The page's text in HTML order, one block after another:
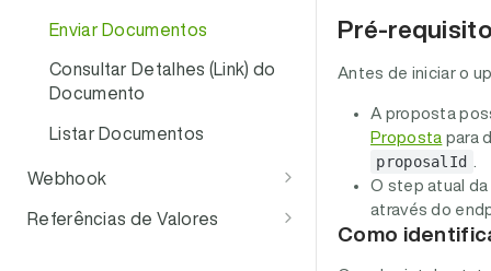
Simulação Fria
Criar Proposta
Auto Serviço B2B2C
Obter Link de Vistoria
Consultar Condições de
Crédito
Consultar Condições do
Enviar Documentos
Consultar Detalhes (Link) do
Documento
Listar Documentos
Webhook
Eventos e Jornada da
Referências de Valores
Pré-
Antes de iniciar o
A proposta
Proposta para
proposalId
O step atual
através do
Como